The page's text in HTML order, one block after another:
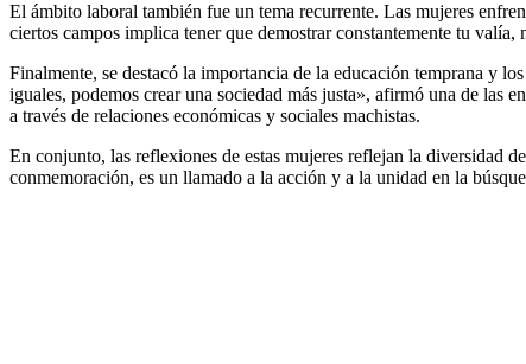
El ámbito laboral también fue un tema recurrente. Las mujeres
ciertos campos implica tener que demostrar constantemente tu
Finalmente, se destacó la importancia de la educación temprana y
iguales, podemos crear una sociedad más justa», afirmó una de las
a través de relaciones económicas y sociales machistas.
En conjunto, las reflexiones de estas mujeres reflejan la diversidad
conmemoración, es un llamado a la acción y a la unidad en la